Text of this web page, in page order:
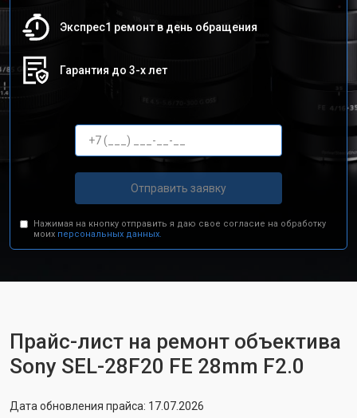
Экспрес1 ремонт в день обращения
Гарантия до 3-х лет
Отправить заявку
Нажимая на кнопку отправить я даю свое согласие на обработку
моих персональных данных.
Прайс-лист на ремонт объектива
Sony SEL-28F20 FE 28mm F2.0
Дата обновления прайса: 17.07.2026